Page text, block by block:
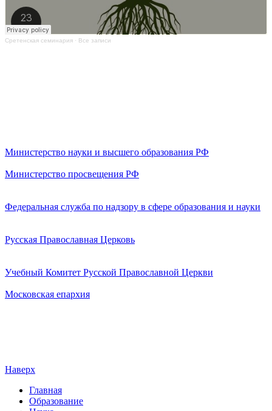
Сретенская семинария · Все записи
Министерство науки и высшего образования РФ
Министерство просвещения РФ
Федеральная служба по надзору в сфере образования и науки
Русская Православная Церковь
Учебный Комитет Русской Православной Церкви
Московская епархия
Наверх
Главная
Образование